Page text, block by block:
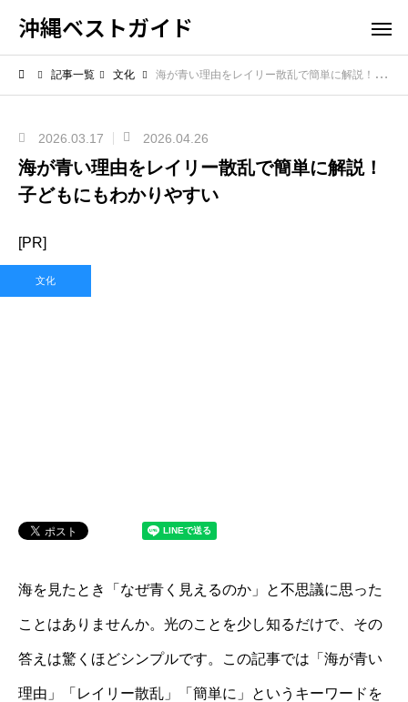
沖縄ベストガイド
記事一覧 文化 海が青い理由をレイリー散乱で簡単に解説！子どもにもわかりやすい
2026.03.17 2026.04.26
海が青い理由をレイリー散乱で簡単に解説！
子どもにもわかりやすい
[PR]
文化
海を見たとき「なぜ青く見えるのか」と不思議に思った
ことはありませんか。光のことを少し知るだけで、その
答えは驚くほどシンプルです。この記事では「海が青い
理由」「レイリー散乱」「簡単に」というキーワードを